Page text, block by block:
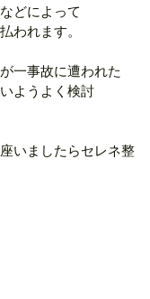
どによって
われます。
一事故に遭われた
ようよく検討
いましたらセレネ整